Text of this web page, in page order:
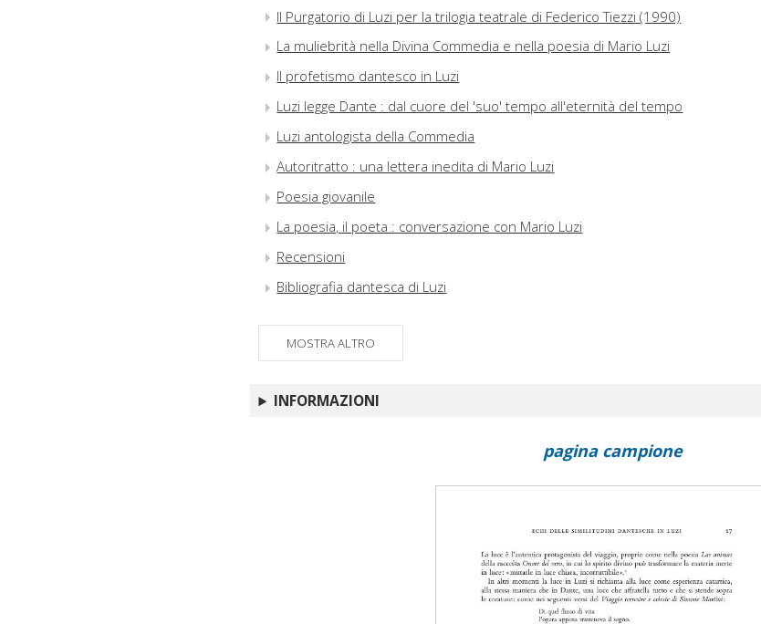
Il Purgatorio di Luzi per la trilogia teatrale di Federico Tiezzi (1990)
La muliebrità nella Divina Commedia e nella poesia di Mario Luzi
Il profetismo dantesco in Luzi
Luzi legge Dante : dal cuore del 'suo' tempo all'eternità del tempo
Luzi antologista della Commedia
Autoritratto : una lettera inedita di Mario Luzi
Poesia giovanile
La poesia, il poeta : conversazione con Mario Luzi
Recensioni
Bibliografia dantesca di Luzi
MOSTRA ALTRO
INFORMAZIONI
pagina campione